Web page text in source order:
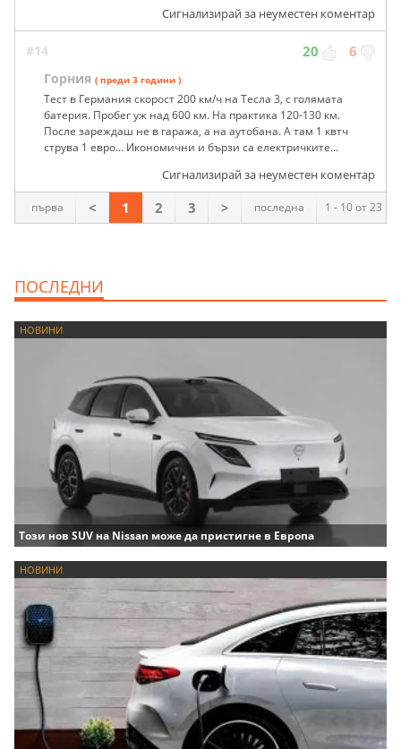
Сигнализирай за неуместен коментар
#14 20 6
Горния ( преди 3 години )
Тест в Германия скорост 200 км/ч на Тесла 3, с голямата
батерия. Пробег уж над 600 км. На практика 120-130 км.
После зареждаш не в гаража, а на аутобана. А там 1 квтч
струва 1 евро... Икономични и бързи са електричките...
Сигнализирай за неуместен коментар
1 - 10 от 23
първа < 1 2 3 > последна
ПОСЛЕДНИ
НОВИНИ
Този нов SUV на Nissan може да пристигне в Европа
НОВИНИ